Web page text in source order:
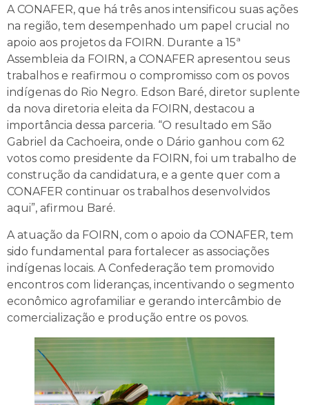
A CONAFER, que há três anos intensificou suas ações
na região, tem desempenhado um papel crucial no
apoio aos projetos da FOIRN. Durante a 15ª
Assembleia da FOIRN, a CONAFER apresentou seus
trabalhos e reafirmou o compromisso com os povos
indígenas do Rio Negro. Edson Baré, diretor suplente
da nova diretoria eleita da FOIRN, destacou a
importância dessa parceria. “O resultado em São
Gabriel da Cachoeira, onde o Dário ganhou com 62
votos como presidente da FOIRN, foi um trabalho de
construção da candidatura, e a gente quer com a
CONAFER continuar os trabalhos desenvolvidos
aqui”, afirmou Baré.
A atuação da FOIRN, com o apoio da CONAFER, tem
sido fundamental para fortalecer as associações
indígenas locais. A Confederação tem promovido
encontros com lideranças, incentivando o segmento
econômico agrofamiliar e gerando intercâmbio de
comercialização e produção entre os povos.